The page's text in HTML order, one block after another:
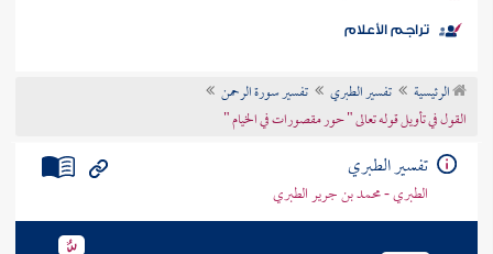
موضوعي
تراجم الأعلام
الرئيسية تفسير الطبري
تفسير سورة الرحمن
القول في تأويل قوله تعالى " حور مقصورات في الخيام "
تفسير الطبري
الطبري - محمد بن جرير الطبري